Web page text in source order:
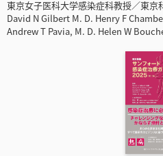
東京女子医科大学感染症科教授／東京
David N Gilbert M. D. Henry F
Andrew T Pavia, M. D. Helen W